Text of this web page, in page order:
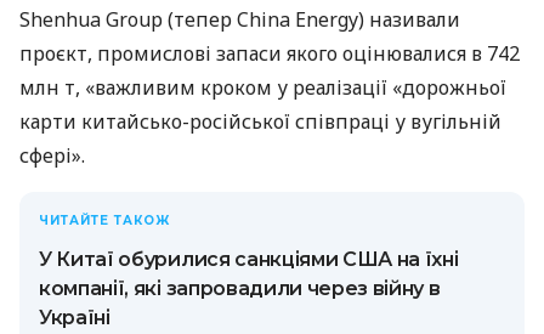
Shenhua Group (тепер China Energy) називали
проєкт, промислові запаси якого оцінювалися в 742
млн т, «важливим кроком у реалізації «дорожньої
карти китайсько-російської співпраці у вугільній
сфері».
ЧИТАЙТЕ ТАКОЖ
У Китаї обурилися санкціями США на їхні
компанії, які запровадили через війну в
Україні